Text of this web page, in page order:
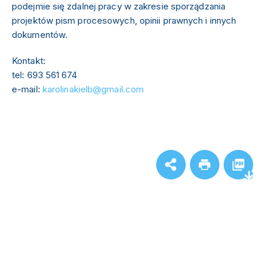
podejmie się zdalnej pracy w zakresie sporządzania
projektów pism procesowych, opinii prawnych i innych
dokumentów.
Kontakt:
tel: 693 561 674
e-mail: karolinakielb@gmail.com